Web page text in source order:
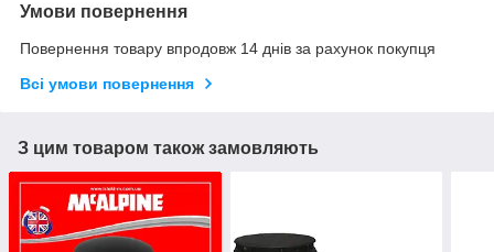
Умови повернення
Повернення товару впродовж 14 днів за рахунок покупця
Всі умови повернення
З цим товаром також замовляють